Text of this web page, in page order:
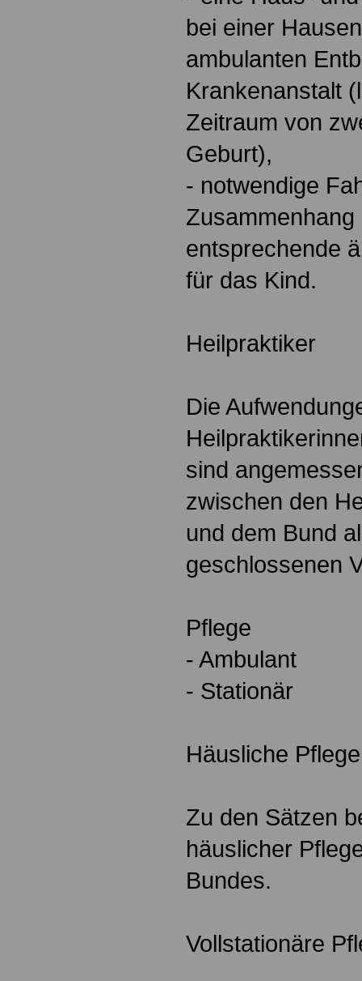
bei einer
ambulanten
Krankenanstalt
Zeitraum von
Geburt),
- notwendige
entsprechende
für das Kind.
Heilpraktiker
Die
sind
zwischen den
und dem Bund
geschlossenen
Pflege
- Ambulant
- Stationär
Häusliche Pflege
Zu den Sätzen
häuslicher
Bundes.
Vollstationäre